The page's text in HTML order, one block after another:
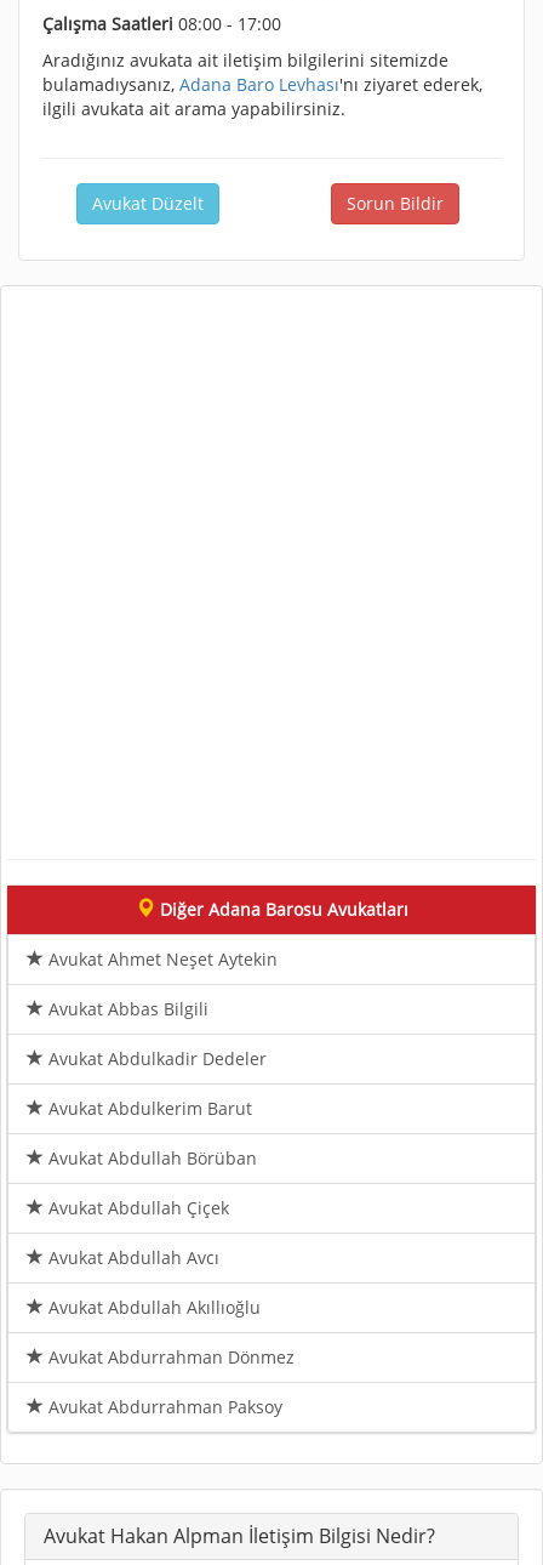
Çalışma Saatleri 08:00 - 17:00
Aradığınız avukata ait iletişim bilgilerini sitemizde
bulamadıysanız, Adana Baro Levhası'nı ziyaret ederek,
ilgili avukata ait arama yapabilirsiniz.
Avukat Düzelt Sorun Bildir
Diğer Adana Barosu Avukatları
Avukat Ahmet Neşet Aytekin
Avukat Abbas Bilgili
Avukat Abdulkadir Dedeler
Avukat Abdulkerim Barut
Avukat Abdullah Börüban
Avukat Abdullah Çiçek
Avukat Abdullah Avcı
Avukat Abdullah Akıllıoğlu
Avukat Abdurrahman Dönmez
Avukat Abdurrahman Paksoy
Avukat Hakan Alpman İletişim Bilgisi Nedir?